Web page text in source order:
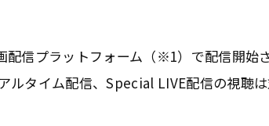
配信プラットフォーム（※1）で配信開始
ルタイム配信、Special LIVE配信の視聴